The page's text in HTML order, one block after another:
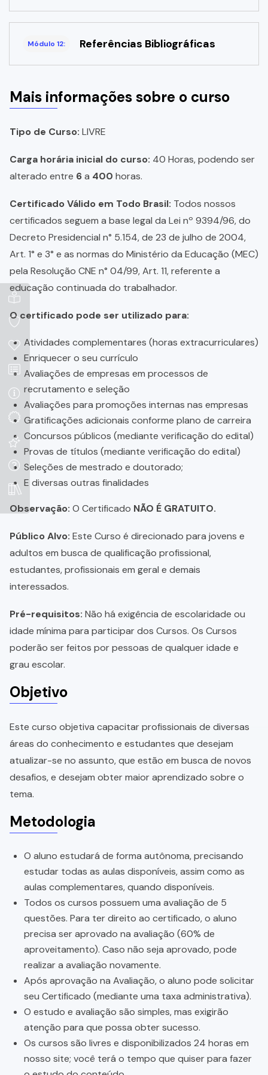
Módulo 12: Referências Bibliográficas
Mais informações sobre o curso
Tipo de Curso: LIVRE
Carga horária inicial do curso: 40 Horas, podendo ser
alterado entre 6a 400 horas.
Certificado Válido em Todo Brasil: Todos nossos
certificados seguem a base legal da Lei nº 9394/96, do
Decreto Presidencial n° 5.154, de 23 de julho de 2004,
Art. 1° e 3° e as normas do Ministério da Educação (MEC)
pela Resolução CNE n° 04/99, Art. 11, referente a
educação continuada do trabalhador.
O certificado pode ser utilizado para:
Atividades complementares (horas extracurriculares)
Enriquecer o seu currículo
Avaliações de empresas em processos de
recrutamento e seleção
Avaliações para promoções internas nas empresas
Gratificações adicionais conforme plano de carreira
Concursos públicos (mediante verificação do edital)
Provas de títulos (mediante verificação do edital)
Seleções de mestrado e doutorado;
E diversas outras finalidades
Observação: O Certificado NÃO É GRATUITO.
Público Alvo: Este Curso é direcionado para jovens e
adultos em busca de qualificação profissional,
estudantes, profissionais em geral e demais
interessados.
Pré-requisitos: Não há exigência de escolaridade ou
idade mínima para participar dos Cursos. Os Cursos
poderão ser feitos por pessoas de qualquer idade e
grau escolar.
Objetivo
Este curso objetiva capacitar profissionais de diversas
áreas do conhecimento e estudantes que desejam
atualizar-se no assunto, que estão em busca de novos
desafios, e desejam obter maior aprendizado sobre o
tema.
Metodologia
O aluno estudará de forma autônoma, precisando
estudar todas as aulas disponíveis, assim como as
aulas complementares, quando disponíveis.
Todos os cursos possuem uma avaliação de 5
questões. Para ter direito ao certificado, o aluno
precisa ser aprovado na avaliação (60% de
aproveitamento). Caso não seja aprovado, pode
realizar a avaliação novamente.
Após aprovação na Avaliação, o aluno pode solicitar
seu Certificado (mediante uma taxa administrativa).
O estudo e avaliação são simples, mas exigirão
atenção para que possa obter sucesso.
Os cursos são livres e disponibilizados 24 horas em
nosso site; você terá o tempo que quiser para fazer